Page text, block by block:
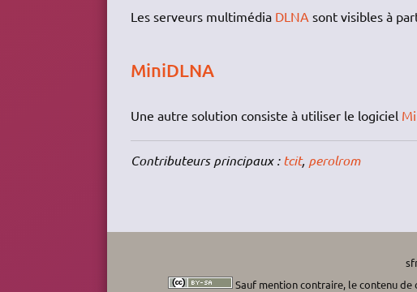
Les serveurs multimédia DLNA sont visibles à
MiniDLNA
Une autre solution consiste à utiliser le logiciel
Contributeurs principaux :tcit, perolrom
Sauf mention contraire, le contenu de